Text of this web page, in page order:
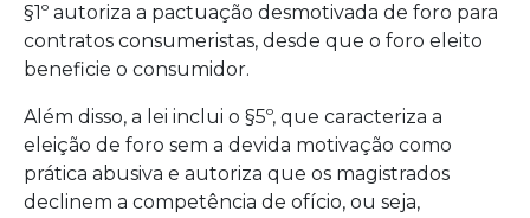
§1º autoriza a pactuação desmotivada de foro para
contratos consumeristas, desde que o foro eleito
beneficie o consumidor.
Além disso, a lei inclui o §5º, que caracteriza a
eleição de foro sem a devida motivação como
prática abusiva e autoriza que os magistrados
declinem a competência de ofício, ou seja,